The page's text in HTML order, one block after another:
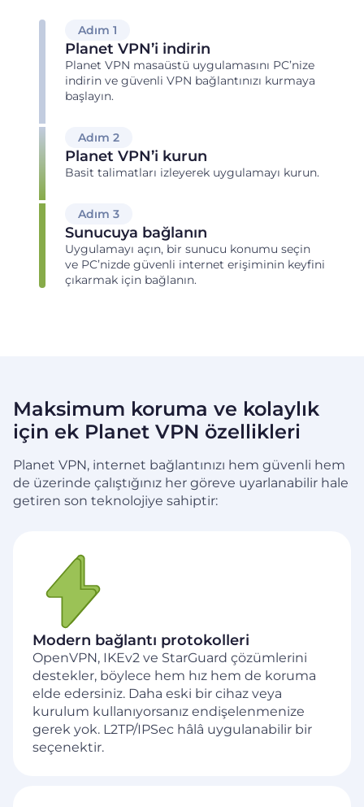
Adım 1
Planet VPN’i indirin
Planet VPN masaüstü uygulamasını PC’nize
indirin ve güvenli VPN bağlantınızı kurmaya
başlayın.
Adım 2
Planet VPN’i kurun
Basit talimatları izleyerek uygulamayı kurun.
Adım 3
Sunucuya bağlanın
Uygulamayı açın, bir sunucu konumu seçin
ve PC’nizde güvenli internet erişiminin keyfini
çıkarmak için bağlanın.
Maksimum koruma ve kolaylık
için ek Planet VPN özellikleri
Planet VPN, internet bağlantınızı hem güvenli hem
de üzerinde çalıştığınız her göreve uyarlanabilir hale
getiren son teknolojiye sahiptir:
Modern bağlantı protokolleri
OpenVPN, IKEv2 ve StarGuard çözümlerini
destekler, böylece hem hız hem de koruma
elde edersiniz. Daha eski bir cihaz veya
kurulum kullanıyorsanız endişelenmenize
gerek yok. L2TP/IPSec hâlâ uygulanabilir bir
seçenektir.